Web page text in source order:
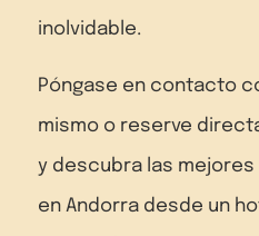
inolvidable.
Póngase en contacto
mismo o reserve
y descubra las
en Andorra desde un